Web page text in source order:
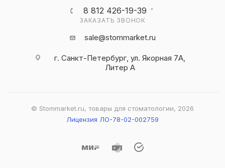
8 812 426-19-39
ЗАКАЗАТЬ ЗВОНОК
sale@stommarket.ru
г. Cанкт-Петербург, ул. Якорная 7А,
Литер А
© Stommarket.ru, товары для стоматологии, 2026
Лицензия ЛО-78-02-002759